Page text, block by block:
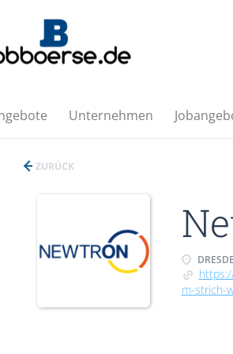
Unternehmen
ZURÜCK
m-strich-